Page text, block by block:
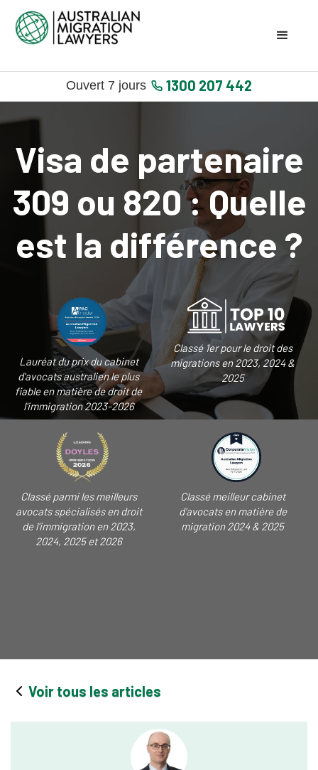
Ouvert 7 jours 1300 207 442
Visa de partenaire
309 ou 820 : Quelle
est la différence ?
Lauréat du prix du cabinet
d'avocats australien le plus
fiable en matière de droit de
l'immigration 2023-2026
Classé 1er pour le droit des
migrations en 2023, 2024 &
2025
Classé parmi les meilleurs
avocats spécialisés en droit
de l'immigration en 2023,
2024, 2025 et 2026
Classé meilleur cabinet
d'avocats en matière de
migration 2024 & 2025
Voir tous les articles